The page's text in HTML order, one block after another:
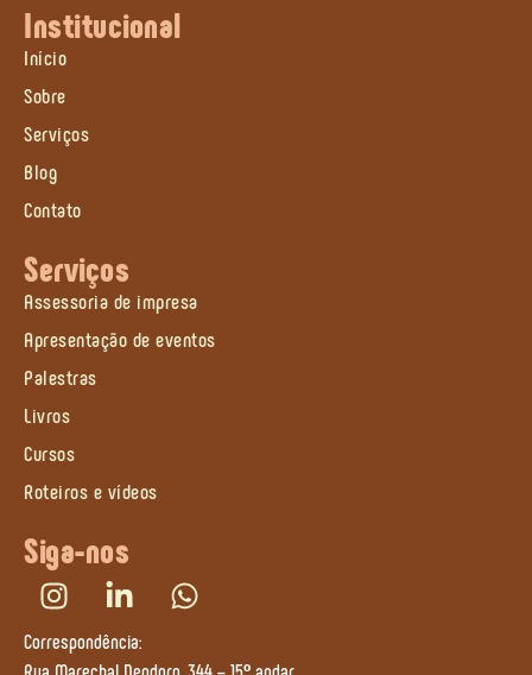
Institucional
Início
Sobre
Serviços
Blog
Contato
Serviços
Assessoria de impresa
Apresentação de eventos
Palestras
Livros
Cursos
Roteiros e vídeos
Siga-nos
Correspondência:
Rua Marechal Deodoro, 344 – 15º andar